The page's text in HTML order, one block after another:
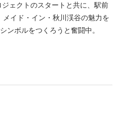
ェクトのスタートと共に、駅前
イド・イン・秋川渓谷の魅力を
ンボルをつくろうと奮闘中。